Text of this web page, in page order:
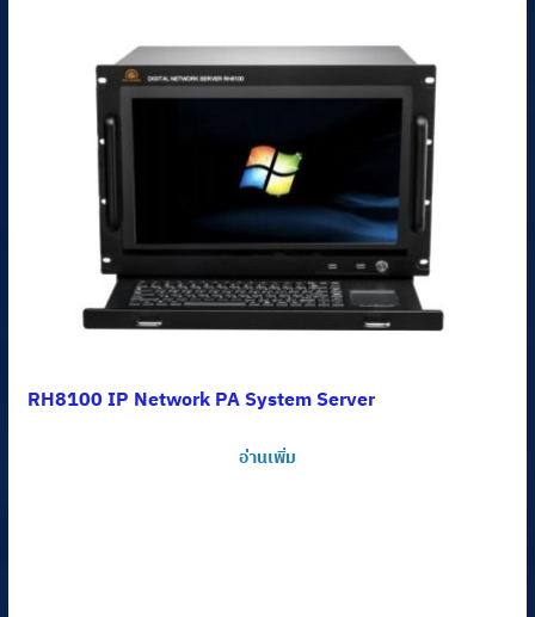
RH8100 IP Network PA System Server
อ่านเพิ่ม